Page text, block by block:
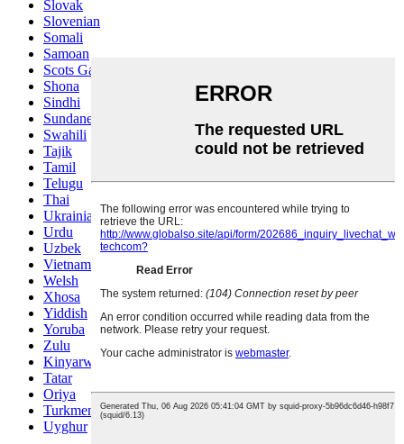
Slovak
Slovenian
Somali
Samoan
Scots Gaelic
Shona
Sindhi
Sundanese
Swahili
Tajik
Tamil
Telugu
Thai
Ukrainian
Urdu
Uzbek
Vietnamese
Welsh
Xhosa
Yiddish
Yoruba
Zulu
Kinyarwanda
Tatar
Oriya
Turkmen
Uyghur